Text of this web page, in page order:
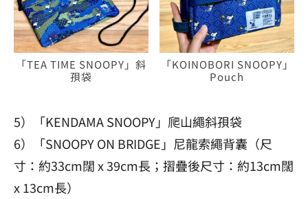
「TEA TIME SNOOPY」斜
孭袋
「KOINOBORI SNOOPY」
Pouch
5）「KENDAMA SNOOPY」爬山繩斜孭袋
6）「SNOOPY ON BRIDGE」尼龍索繩背囊（尺
寸：約33cm闊 x 39cm長；摺疊後尺寸：約13cm闊
x 13cm長）